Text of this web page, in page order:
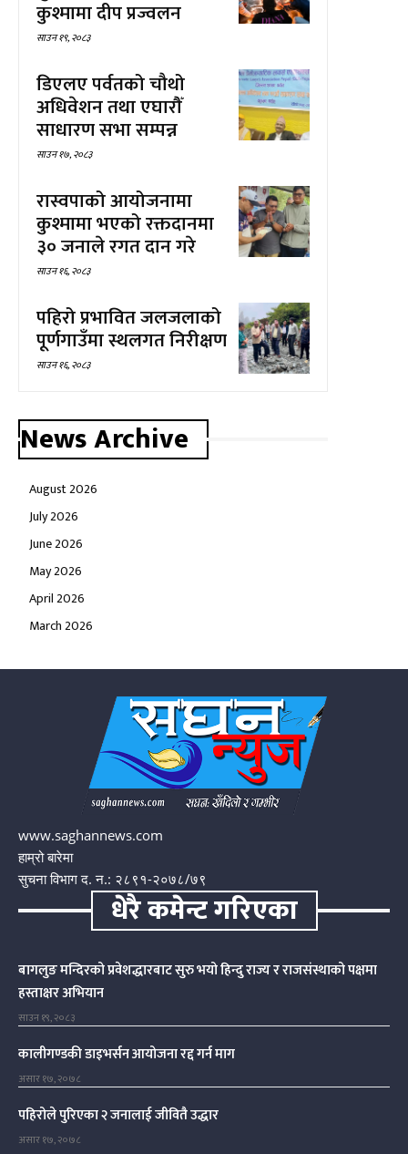
कुश्मामा दीप प्रज्वलन
साउन १९, २०८३
डिएलए पर्वतको चौथो
अधिवेशन तथा एघारौँ
साधारण सभा सम्पन्न
साउन १७, २०८३
रास्वपाको आयोजनामा
कुश्मामा भएको रक्तदानमा
३० जनाले रगत दान गरे
साउन १६, २०८३
पहिरो प्रभावित जलजलाको
पूर्णगाउँमा स्थलगत निरीक्षण
साउन १६, २०८३
News Archive
August 2026
July 2026
June 2026
May 2026
April 2026
March 2026
www.saghannews.com
हाम्रो बारेमा
सुचना विभाग द. न.: २८९१-२०७८/७९
धेरै कमेन्ट गरिएका
बागलुङ मन्दिरको प्रवेशद्धारबाट सुरु भयो हिन्दु राज्य र राजसंस्थाको पक्षमा
हस्ताक्षर अभियान
साउन १९, २०८३
कालीगण्डकी डाइभर्सन आयोजना रद्द गर्न माग
असार १७, २०७८
पहिरोले पुरिएका २ जनालाई जीवितै उद्धार
असार १७, २०७८